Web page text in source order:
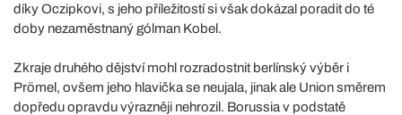
díky Oczipkovi, s jeho příležitostí si však dokázal poradit do té
doby nezaměstnaný gólman Kobel.
Zkraje druhého dějství mohl rozradostnit berlínský výběr i
Prömel, ovšem jeho hlavička se neujala, jinak ale Union směrem
dopředu opravdu výrazněji nehrozil. Borussia v podstatě